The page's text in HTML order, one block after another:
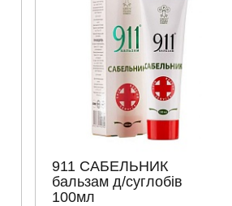
911 САБЕЛЬНИК
бальзам д/суглобів
100мл